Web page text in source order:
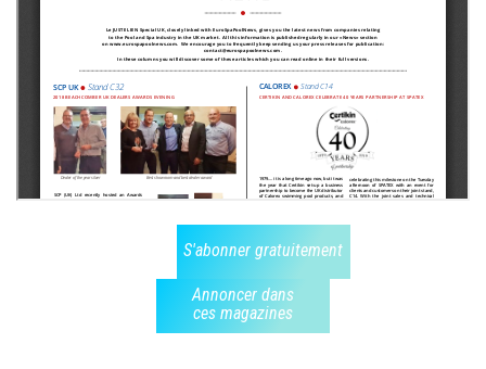
S'abonner gratuitement
Annoncer dans
ces magazines